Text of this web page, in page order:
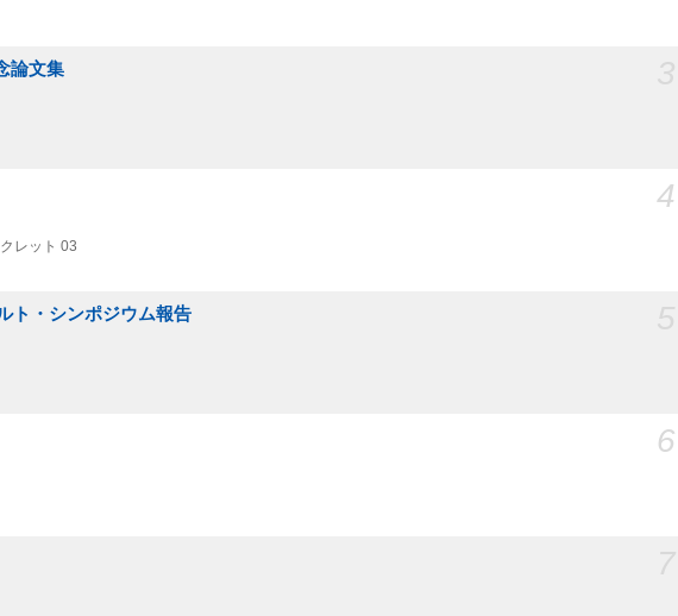
論文集
4
レット 03
ト・シンポジウム報告
6